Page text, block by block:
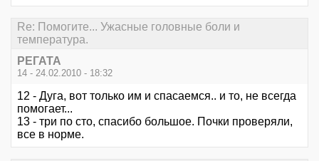
Re: Помогите... Ужасные головные боли и
температура.
РЕГАТА
14 - 24.02.2010 - 18:32
12 - Дуга, вот только им и спасаемся.. и то, не всегда
помогает...
13 - три по сто, спасибо большое. Почки проверяли,
все в норме.